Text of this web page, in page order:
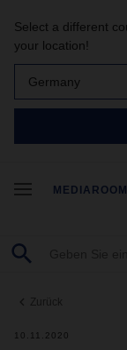
Select a different
your location!
Germany
MEDIAROOM
Zurück
10.11.2020